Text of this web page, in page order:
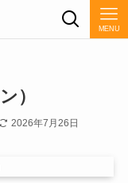
MENU
）
2026年7月26日